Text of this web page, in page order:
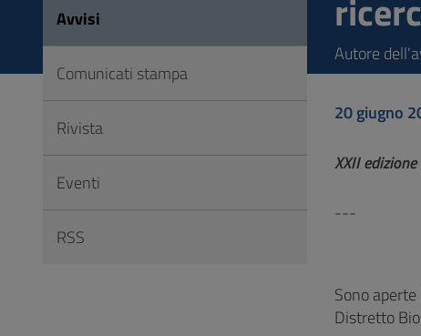
Autore
20 giugno
XXII
---
Sono
Distretto
Avvisi
Comunicati stampa
Rivista
Eventi
RSS